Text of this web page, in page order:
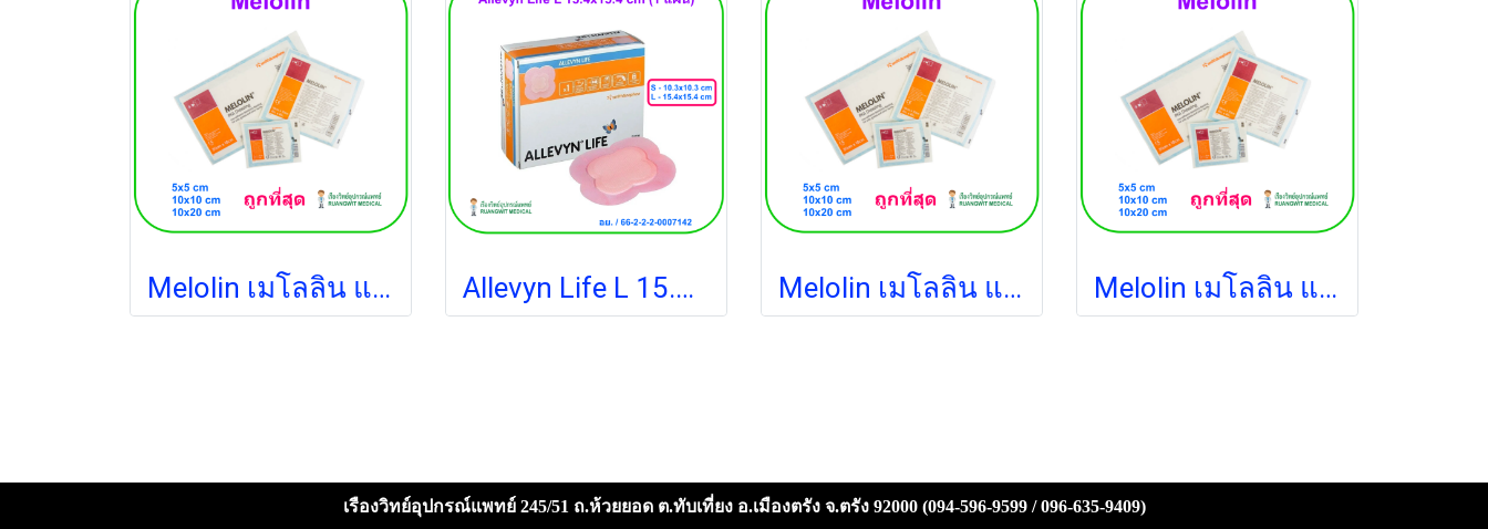
Melolin เมโลลิน แผ่นซึมซับชนิดไม่ติดแผล 10x10 ซม. (1 แผ่น) Allevyn Life L 15.4x15.4 cm (1 แผ่น) Melolin เมโลลิน แผ่นซึมซับชนิดไม่ติดแผล 5x5 ซม. (1 แผ่น) Melolin เมโลลิน แผ่นซึมซับชนิดไม่ติดแผล 20x10 ซม. (1 แผ่น)
เรืองวิทย์อุปกรณ์แพทย์ 245/51 ถ.ห้วยยอด ต.ทับเที่ยง อ.เมืองตรัง จ.ตรัง 92000 (094-596-9599 / 096-635-9409)